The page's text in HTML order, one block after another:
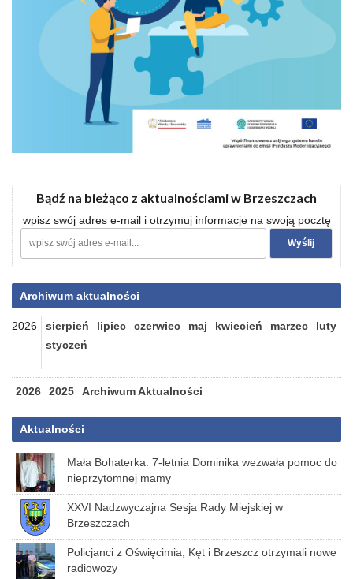
Bądź na bieżąco z aktualnościami w Brzeszczach
wpisz swój adres e-mail i otrzymuj informacje na swoją pocztę
Archiwum aktualności
2026 sierpień lipiec czerwiec maj kwiecień marzec
luty
styczeń
2026 2025 Archiwum Aktualności
Aktualności
Mała Bohaterka. 7-letnia Dominika wezwała pomoc do
nieprzytomnej mamy
XXVI Nadzwyczajna Sesja Rady Miejskiej w
Brzeszczach
Policjanci z Oświęcimia, Kęt i Brzeszcz otrzymali nowe
radiowozy